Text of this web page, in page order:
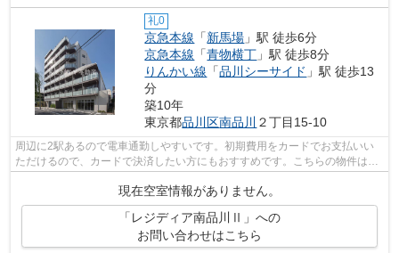
礼0
京急本線 「新馬場 」駅 徒歩6分
京急本線 「青物横丁 」駅 徒歩8分
りんかい線 「品川シーサイド 」駅 徒歩13
分
築10年
東京都品川区南品川 ２丁目15-10
周辺に2駅あるので電車通勤しやすいです。初期費用をカードでお支払いい
ただけるので、カードで決済したい方にもおすすめです。こちらの物件はマ
現在空室情報がありません。
「レジディア南品川Ⅱ」への
お問い合わせはこちら